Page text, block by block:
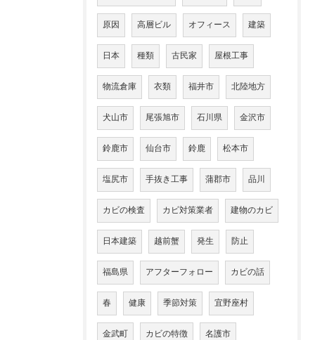
原因 高層ビル オフィース 建築
日本 種類 古民家 屋根工事
物流倉庫 衣類 福井市 北陸地方
犬山市 尾張旭市 石川県 金沢市
鈴鹿市 仙台市 鈴鹿 松本市
塩尻市 手抜き工事 蒲郡市 品川
カビの検査 カビ対策業者 建物のカビ
日本建築 越前蟹 発生 防止
福島県 アフターフォロー カビの話
春 健康 季節対策 宜野座村
金武町 カビの特徴 名護市